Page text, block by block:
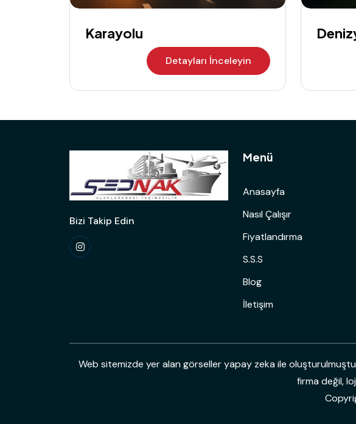
Karayolu
Detayları İnceleyin
Bizi Takip Edin
Menü
Anasayfa
Nasıl Çalışır
Fiyatlandırma
S.S.S
Blog
İletişim
Web sitemizde yer alan görseller yapay zeka ile
firma değil,